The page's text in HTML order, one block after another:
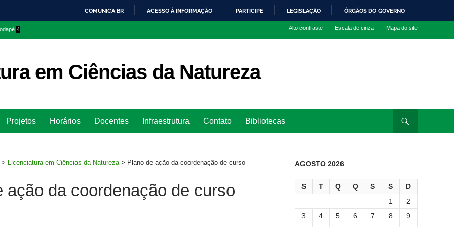
O
COMUNICA BR ACESSO À INFORMAÇÃO PARTICIPE LEGISLAÇÃO ÓRGÃOS DO GOVERNO
4 Alto contraste Escala de cinza Mapa do site
em Ciências da Natureza
para
Projetos Horários Docentes Infraestrutura Contato Bibliotecas
> Licenciatura em Ciências da Natureza > Plano de ação da coordenação de curso
ação da coordenação de curso
AGOSTO 2026
S T Q Q S S
D
1
2
3
4 5 6 7 8
9